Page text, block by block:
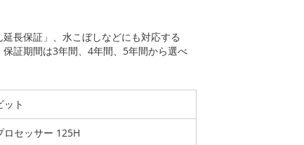
長保証」、水こぼしなどにも対応する
証期間は3年間、4年間、5年間から選べ
ト
セッサー 125H